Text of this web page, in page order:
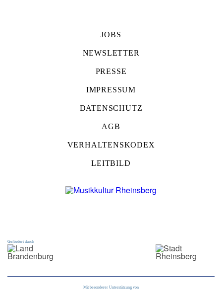
JOBS
NEWSLETTER
PRESSE
IMPRESSUM
DATENSCHUTZ
AGB
VERHALTENSKODEX
LEITBILD
Gefördert durch
Mit besonderer Unterstützung von